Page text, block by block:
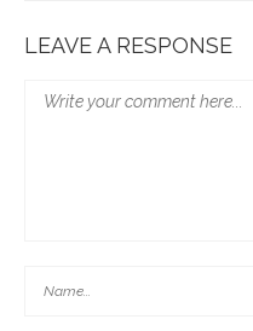
LEAVE A RESPONSE